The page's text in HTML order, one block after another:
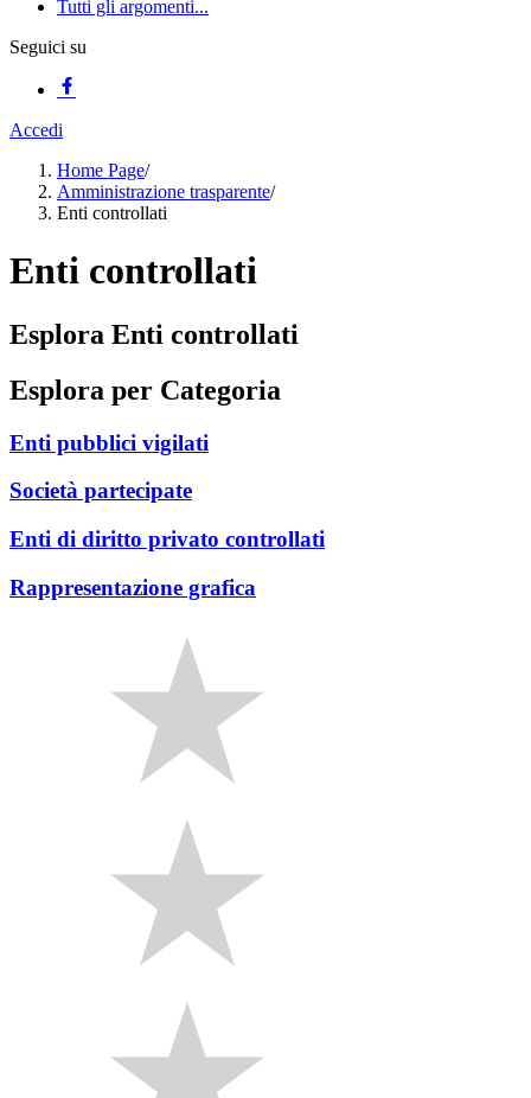
Tutti gli argomenti...
Seguici su
Accedi
Home Page/
Amministrazione trasparente/
Enti controllati
Enti controllati
Esplora Enti controllati
Esplora per Categoria
Enti pubblici vigilati
Società partecipate
Enti di diritto privato controllati
Rappresentazione grafica